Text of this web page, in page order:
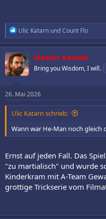
R
e
a
k
t
i
o
e
n
:
Ulic Katarn undCount Flo
Master Kenobi
Bring you Wisdom, I will.
26. Mai 2026
Ulic Katarn schrieb:
Wann war He-Man noch gleich
Ernst auf jeden Fall. Das
"zu martialisch" und wurde
Kinderkram mit A-Team
grottige Trickserie vom